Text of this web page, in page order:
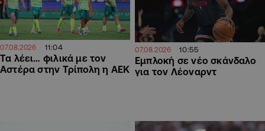
07.08.2026 11:04
Τα λέει… φιλικά με τον
Αστέρα στην Τρίπολη η ΑΕΚ
07.08.2026 10:55
Εμπλοκή σε νέο σκάνδαλο
για τον Λέοναρντ